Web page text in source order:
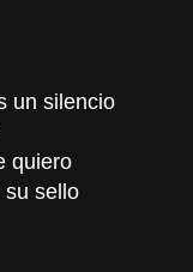
un silencio
quiero
sello